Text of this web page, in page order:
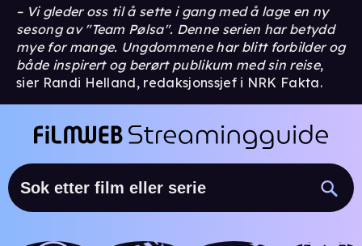
– Vi gleder oss til å sette i gang med å lage en ny
sesong av "Team Pølsa". Denne serien har betydd
mye for mange. Ungdommene har blitt forbilder og
både inspirert og berørt publikum med sin reise,
sier Randi Helland, redaksjonssjef i NRK Fakta.